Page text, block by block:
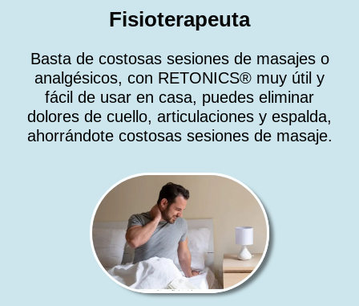
Fisioterapeuta
Basta de costosas sesiones de masajes o
analgésicos, con RETONICS® muy útil y
fácil de usar en casa, puedes eliminar
dolores de cuello, articulaciones y espalda,
ahorrándote costosas sesiones de masaje.